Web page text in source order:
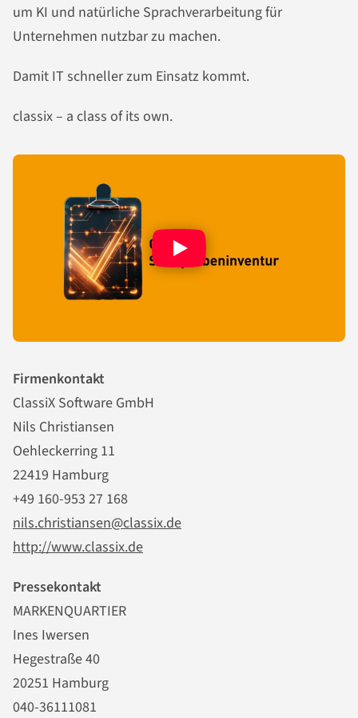
um KI und natürliche Sprachverarbeitung für
Unternehmen nutzbar zu machen.
Damit IT schneller zum Einsatz kommt.
classix – a class of its own.
Firmenkontakt
ClassiX Software GmbH
Nils Christiansen
Oehleckerring 11
22419 Hamburg
+49 160-953 27 168
nils.christiansen@classix.de
http://www.classix.de
Pressekontakt
MARKENQUARTIER
Ines Iwersen
Hegestraße 40
20251 Hamburg
040-36111081